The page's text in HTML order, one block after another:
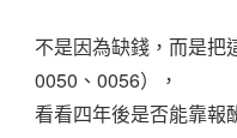
不是因為缺錢，而是把
0050、0056），
看看四年後是否能靠報